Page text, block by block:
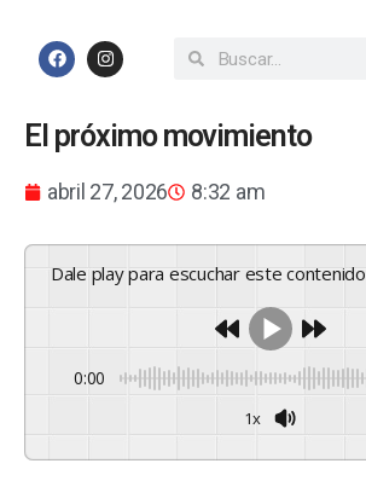
El próximo movimiento
abril 27, 2026 8:32 am
Dale play para escuchar este contenido
0:00
1x